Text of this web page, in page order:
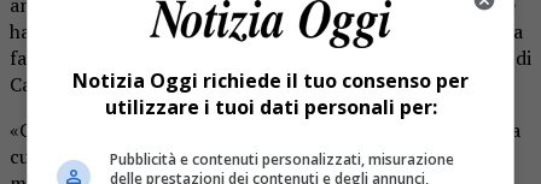
ha compiuto gli anni il 29 marzo, festeggiando insieme alla
famiglia e al personale della struttura della casa di riposo di
Carpignano, dove risiede.
«Come di consueto, la casa di riposo ha pensato a tutto. La
cuoca pasticcera dell’istituto ha preparato la torta e la
Notizia Oggi richiede il tuo consenso per
utilizzare i tuoi dati personali per:
Pubblicità e contenuti personalizzati, misurazione
delle prestazioni dei contenuti e degli annunci,